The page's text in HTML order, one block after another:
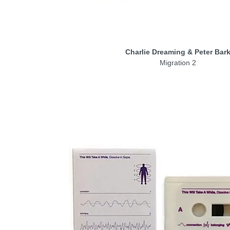
Charlie Dreaming & Peter Bark
Migration 2